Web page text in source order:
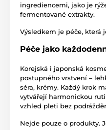
ingrediencemi, jako je
fermentované extrakty.
Výsledkem je péče, která
Péče jako
Korejská i japonská
postupného vrstvení –
séra, krémy. Každý krok
vytvářejí harmonickou
vzhled pleti bez
Nejde pouze o produkty.